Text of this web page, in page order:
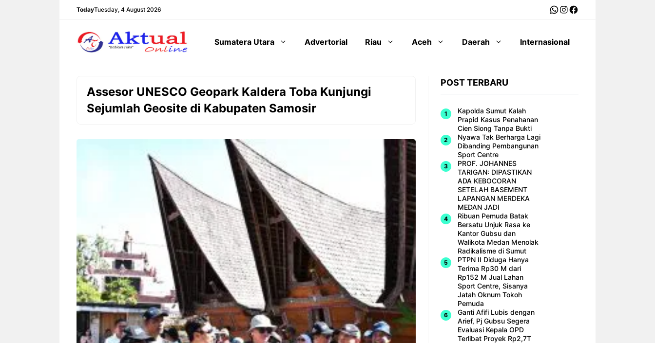
TodayTuesday, 4 August 2026 WhatsApp
Instagram
Facebook
Sumatera Utara Advertorial Riau Aceh Daerah Internasional
Assesor UNESCO Geopark Kaldera Toba Kunjungi
Sejumlah Geosite di Kabupaten Samosir
POST TERBARU
Kapolda Sumut Kalah
Prapid Kasus Penahanan
Cien Siong Tanpa Bukti
Nyawa Tak Berharga Lagi
Dibanding Pembangunan
Sport Centre
PROF. JOHANNES
TARIGAN: DIPASTIKAN
ADA KEBOCORAN
SETELAH BASEMENT
LAPANGAN MERDEKA
MEDAN JADI
Ribuan Pemuda Batak
Bersatu Unjuk Rasa ke
Kantor Gubsu dan
Walikota Medan Menolak
Radikalisme di Sumut
PTPN II Diduga Hanya
Terima Rp30 M dari
Rp152 M Jual Lahan
Sport Centre, Sisanya
Jatah Oknum Tokoh
Pemuda
Ganti Afifi Lubis dengan
Arief, Pj Gubsu Segera
Evaluasi Kepala OPD
Terlibat Proyek Rp2,7T